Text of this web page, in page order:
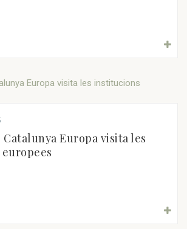
Catalunya Europa visita les